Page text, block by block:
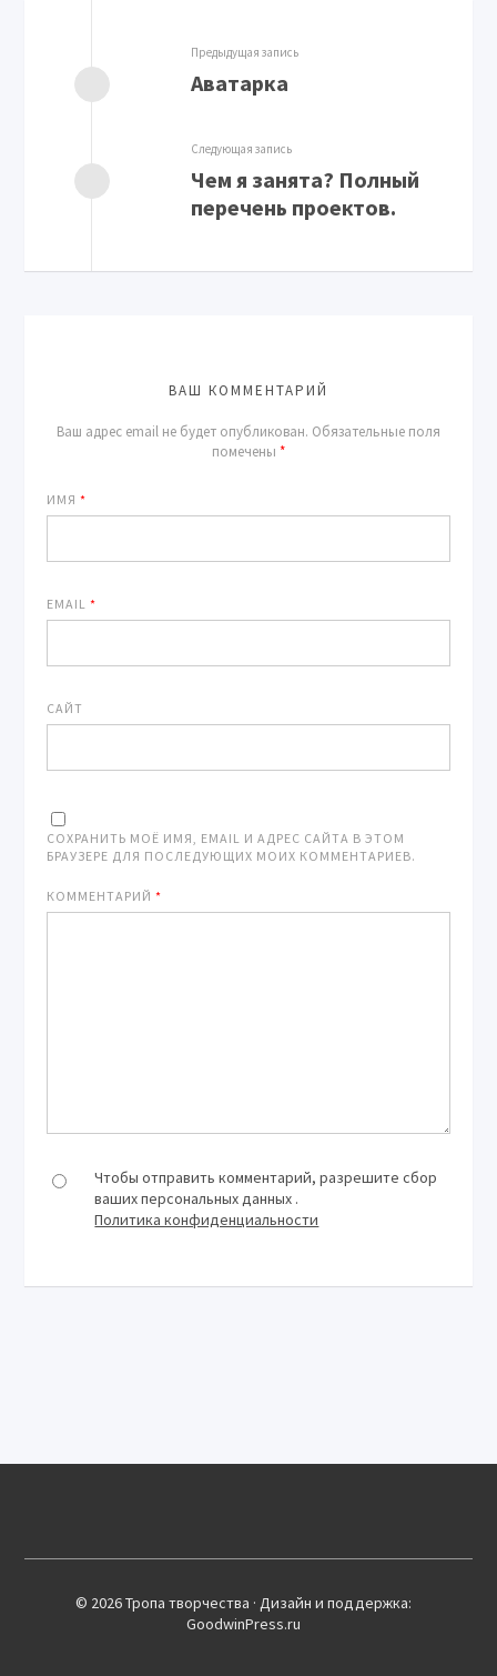
Предыдущая запись
Аватарка
Следующая запись
Чем я занята? Полный
перечень проектов.
ВАШ КОММЕНТАРИЙ
Ваш адрес email не будет опубликован. Обязательные поля
помечены *
ИМЯ*
EMAIL*
САЙТ
СОХРАНИТЬ МОЁ ИМЯ, EMAIL И АДРЕС САЙТА В ЭТОМ
БРАУЗЕРЕ ДЛЯ ПОСЛЕДУЮЩИХ МОИХ КОММЕНТАРИЕВ.
КОММЕНТАРИЙ*
Чтобы отправить комментарий, разрешите сбор
ваших персональных данных .
Политика конфиденциальности
© 2026 Тропа творчества · Дизайн и поддержка:
GoodwinPress.ru